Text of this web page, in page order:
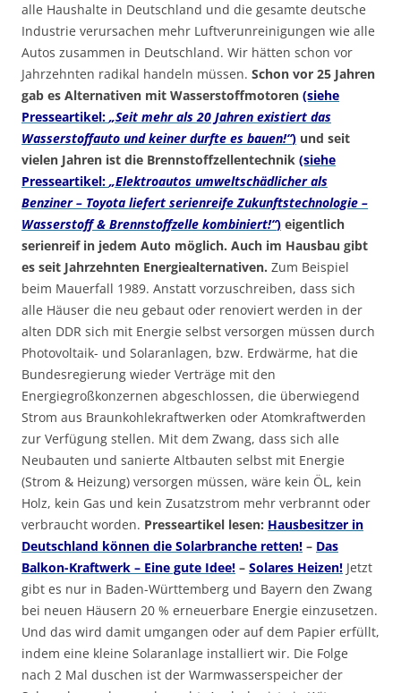
alle Haushalte in Deutschland und die gesamte deutsche
Industrie verursachen mehr Luftverunreinigungen wie alle
Autos zusammen in Deutschland. Wir hätten schon vor
Jahrzehnten radikal handeln müssen. Schon vor 25 Jahren
gab es Alternativen mit Wasserstoffmotoren (siehe
Presseartikel: „Seit mehr als 20 Jahren existiert das
Wasserstoffauto und keiner durfte es bauen!“) und seit
vielen Jahren ist die Brennstoffzellentechnik (siehe
Presseartikel: „Elektroautos umweltschädlicher als
Benziner – Toyota liefert serienreife Zukunftstechnologie –
Wasserstoff & Brennstoffzelle kombiniert!“) eigentlich
serienreif in jedem Auto möglich. Auch im Hausbau gibt
es seit Jahrzehnten Energiealternativen. Zum Beispiel
beim Mauerfall 1989. Anstatt vorzuschreiben, dass sich
alle Häuser die neu gebaut oder renoviert werden in der
alten DDR sich mit Energie selbst versorgen müssen durch
Photovoltaik- und Solaranlagen, bzw. Erdwärme, hat die
Bundesregierung wieder Verträge mit den
Energiegroßkonzernen abgeschlossen, die überwiegend
Strom aus Braunkohlekraftwerken oder Atomkraftwerden
zur Verfügung stellen. Mit dem Zwang, dass sich alle
Neubauten und sanierte Altbauten selbst mit Energie
(Strom & Heizung) versorgen müssen, wäre kein ÖL, kein
Holz, kein Gas und kein Zusatzstrom mehr verbrannt oder
verbraucht worden. Presseartikel lesen: Hausbesitzer in
Deutschland können die Solarbranche retten! – Das
Balkon-Kraftwerk – Eine gute Idee! – Solares Heizen! Jetzt
gibt es nur in Baden-Württemberg und Bayern den Zwang
bei neuen Häusern 20 % erneuerbare Energie einzusetzen.
Und das wird damit umgangen oder auf dem Papier erfüllt,
indem eine kleine Solaranlage installiert wir. Die Folge
nach 2 Mal duschen ist der Warmwasserspeicher der